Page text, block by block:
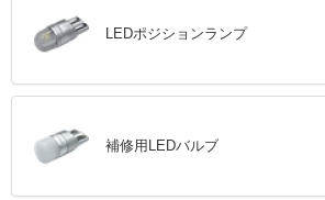
LEDポジションランプ
補修用LEDバルブ